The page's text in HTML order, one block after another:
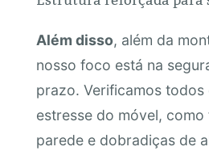
Além disso, além da
nosso foco está na
prazo. Verificamos
estresse do móvel,
parede e dobradiças de